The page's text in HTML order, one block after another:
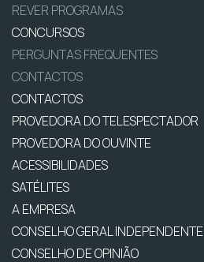
REVER PROGRAMAS
CONCURSOS
PERGUNTAS FREQUENTES
CONTACTOS
CONTACTOS
PROVEDORA DO TELESPECTADOR
PROVEDORA DO OUVINTE
ACESSIBILIDADES
SATÉLITES
A EMPRESA
CONSELHO GERAL INDEPENDENTE
CONSELHO DE OPINIÃO